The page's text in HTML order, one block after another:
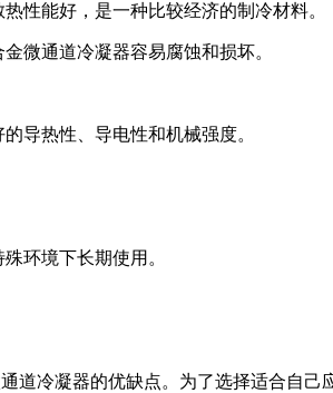
性能好，是一种比较经济的制冷材料。
微通道冷凝器容易腐蚀和损坏。
导热性、导电性和机械强度。
环境下长期使用。
冷凝器的优缺点。为了选择适合自己